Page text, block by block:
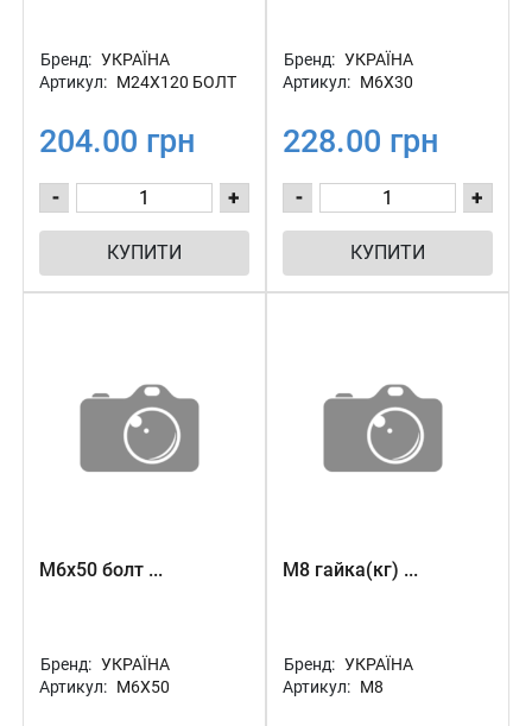
Бренд: УКРАЇНА
Артикул: М24Х120 БОЛТ
204.00 грн
- +
КУПИТИ
Бренд: УКРАЇНА
Артикул: М6Х30
228.00 грн
- +
КУПИТИ
М6х50 болт ...
Бренд: УКРАЇНА
Артикул: М6Х50
М8 гайка(кг) ...
Бренд: УКРАЇНА
Артикул: М8